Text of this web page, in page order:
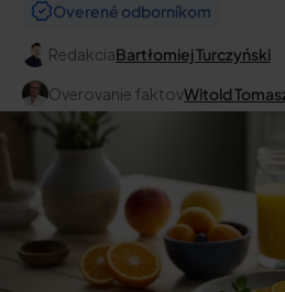
Overené odborníkom
RedakciaBartłomiej Turczyński
Overovanie faktovWitold